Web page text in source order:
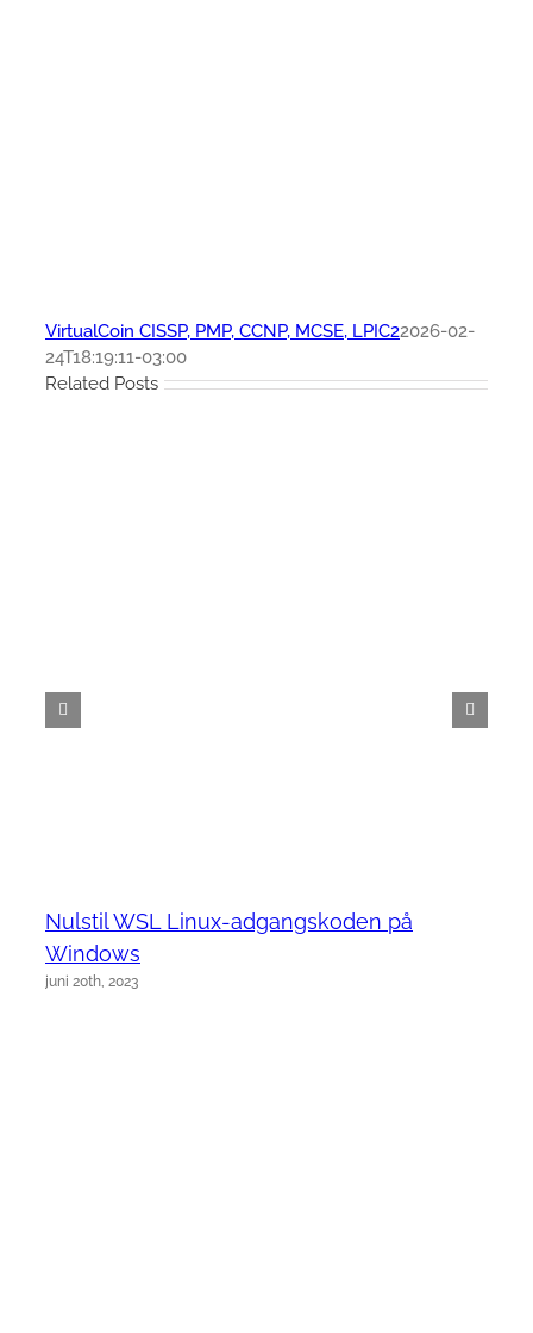
VirtualCoin CISSP, PMP, CCNP, MCSE, LPIC22026-02-
24T18:19:11-03:00
Related Posts
Nulstil WSL Linux-adgangskoden på
Windows
juni 20th, 2023